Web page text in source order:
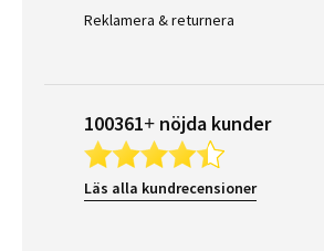
Reklamera & returnera
100361+ nöjda kunder
Läs alla kundrecensioner